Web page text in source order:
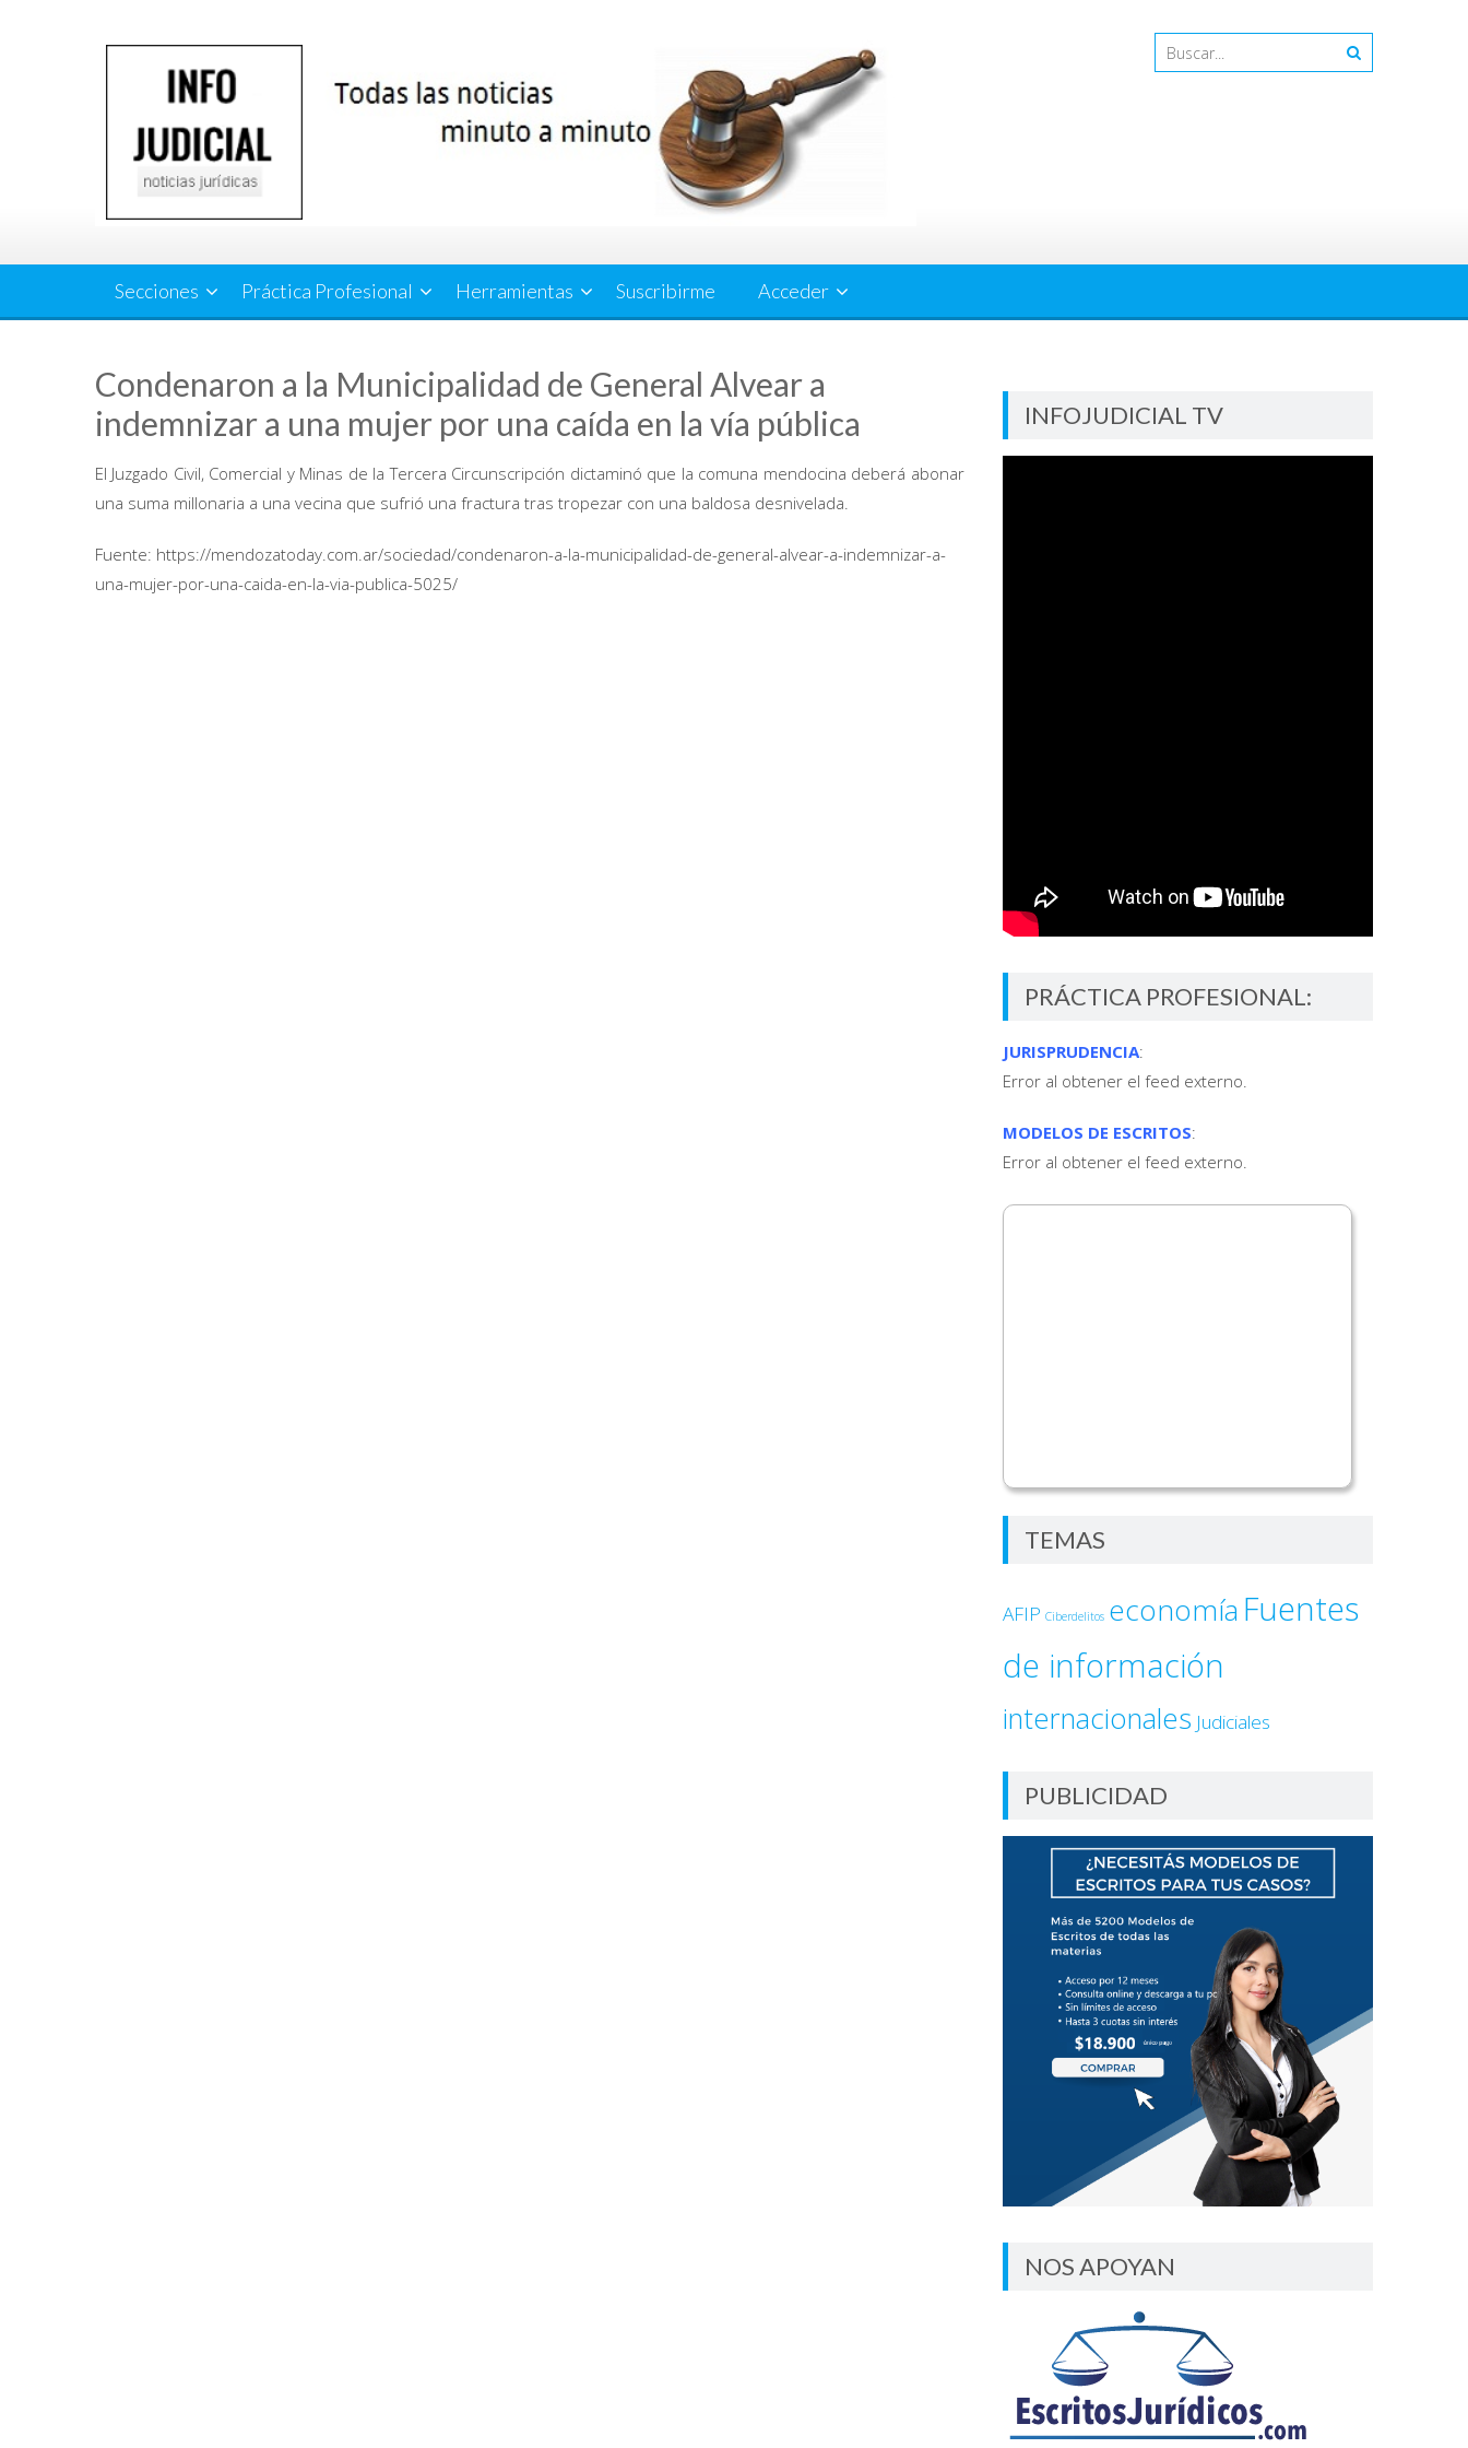
Secciones Práctica Profesional Herramientas Suscribirme Acceder
Condenaron a la Municipalidad de General Alvear a
indemnizar a una mujer por una caída en la vía pública
El Juzgado Civil, Comercial y Minas de la Tercera Circunscripción dictaminó que la comuna mendocina deberá abonar
una suma millonaria a una vecina que sufrió una fractura tras tropezar con una baldosa desnivelada.
Fuente: https://mendozatoday.com.ar/sociedad/condenaron-a-la-municipalidad-de-general-alvear-a-indemnizar-a-
una-mujer-por-una-caida-en-la-via-publica-5025/
INFOJUDICIAL TV
PRÁCTICA PROFESIONAL:
JURISPRUDENCIA:
Error al obtener el feed externo.
MODELOS DE ESCRITOS:
Error al obtener el feed externo.
TEMAS
AFIP Ciberdelitos economía Fuentes
de información
internacionales Judiciales
PUBLICIDAD
NOS APOYAN